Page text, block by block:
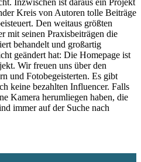
Kreis von Autoren tolle Beiträge
Den weitaus größten
mit seinen Praxisbeiträgen die
behandelt und großartig
geändert hat: Die Homepage ist
Wir freuen uns über den
und Fotobegeisterten. Es gibt
keine bezahlten Influencer. Falls
Kamera herumliegen haben, die
immer auf der Suche nach